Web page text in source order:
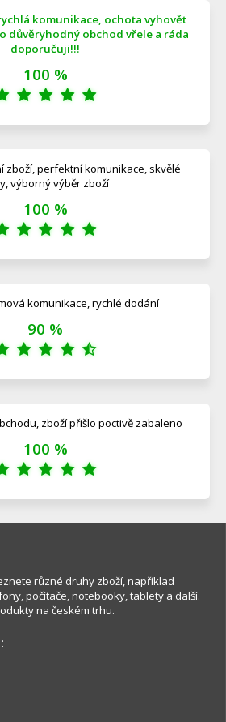
komunikace, ochota vyhovět
důvěryhodný obchod vřele a ráda
doporučuji!!!
100 %
zboží, perfektní komunikace, skvělé
výborný výběr zboží
100 %
komunikace, rychlé dodání
90 %
zboží přišlo poctivě zabaleno
100 %
různé druhy zboží, například
počítače, notebooky, tablety a další.
na českém trhu.